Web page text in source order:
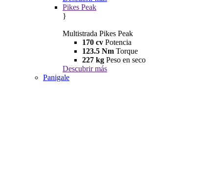
Pikes Peak
}
Multistrada Pikes Peak
170 cv Potencia
123.5 Nm Torque
227 kg Peso en seco
Descubrir más
Panigale